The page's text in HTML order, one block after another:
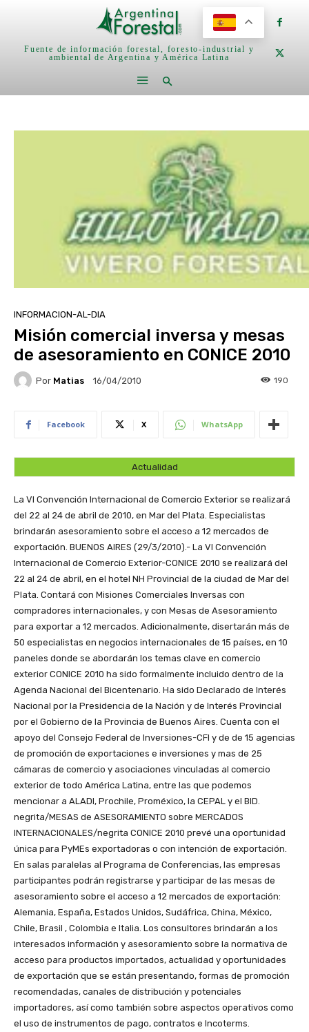
Fuente de información forestal, foresto-industrial y
ambiental de Argentina y América Latina
INFORMACION-AL-DIA
Misión comercial inversa y mesas
de asesoramiento en CONICE 2010
Por Matias 16/04/2010 190
Facebook X WhatsApp
Actualidad
La VI Convención Internacional de Comercio Exterior se realizará
del 22 al 24 de abril de 2010, en Mar del Plata. Especialistas
brindarán asesoramiento sobre el acceso a 12 mercados de
exportación. BUENOS AIRES (29/3/2010).- La VI Convención
Internacional de Comercio Exterior-CONICE 2010 se realizará del
22 al 24 de abril, en el hotel NH Provincial de la ciudad de Mar del
Plata. Contará con Misiones Comerciales Inversas con
compradores internacionales, y con Mesas de Asesoramiento
para exportar a 12 mercados. Adicionalmente, disertarán más de
50 especialistas en negocios internacionales de 15 países, en 10
paneles donde se abordarán los temas clave en comercio
exterior CONICE 2010 ha sido formalmente incluido dentro de la
Agenda Nacional del Bicentenario. Ha sido Declarado de Interés
Nacional por la Presidencia de la Nación y de Interés Provincial
por el Gobierno de la Provincia de Buenos Aires. Cuenta con el
apoyo del Consejo Federal de Inversiones-CFI y de de 15 agencias
de promoción de exportaciones e inversiones y mas de 25
cámaras de comercio y asociaciones vinculadas al comercio
exterior de todo América Latina, entre las que podemos
mencionar a ALADI, Prochile, Proméxico, la CEPAL y el BID.
negrita/MESAS de ASESORAMIENTO sobre MERCADOS
INTERNACIONALES/negrita CONICE 2010 prevé una oportunidad
única para PyMEs exportadoras o con intención de exportación.
En salas paralelas al Programa de Conferencias, las empresas
participantes podrán registrarse y participar de las mesas de
asesoramiento sobre el acceso a 12 mercados de exportación:
Alemania, España, Estados Unidos, Sudáfrica, China, México,
Chile, Brasil , Colombia e Italia. Los consultores brindarán a los
interesados información y asesoramiento sobre la normativa de
acceso para productos importados, actualidad y oportunidades
de exportación que se están presentando, formas de promoción
recomendadas, canales de distribución y potenciales
importadores, así como también sobre aspectos operativos como
el uso de instrumentos de pago, contratos e Incoterms.